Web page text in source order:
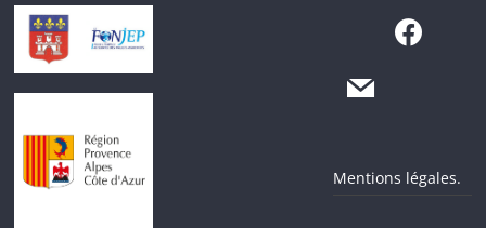
Mentions légales.